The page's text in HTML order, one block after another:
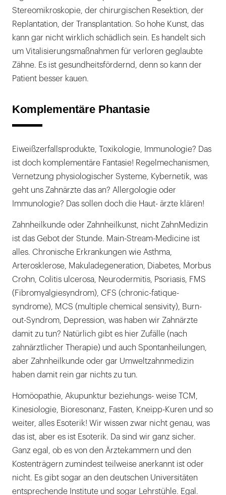
Stereomikroskopie, der chirurgischen Resektion, der
Replantation, der Transplantation. So hohe Kunst, das
kann gar nicht wirklich schädlich sein. Es handelt sich
um Vitalisierungsmaßnahmen für verloren geglaubte
Zähne. Es ist gesundheitsfördernd, denn so kann der
Patient besser kauen.
Komplementäre Phantasie
Eiweißzerfallsprodukte, Toxikologie, Immunologie? Das
ist doch komplementäre Fantasie! Regelmechanismen,
Vernetzung physiologischer Systeme, Kybernetik, was
geht uns Zahnärzte das an? Allergologie oder
Immunologie? Das sollen doch die Haut- ärzte klären!
Zahnheilkunde oder Zahnheilkunst, nicht ZahnMedizin
ist das Gebot der Stunde. Main-Stream-Medicine ist
alles. Chronische Erkrankungen wie Asthma,
Arterosklerose, Makuladegeneration, Diabetes, Morbus
Crohn, Colitis ulcerosa, Neurodermitis, Psoriasis, FMS
(Fibromyalgiesyndrom), CFS (chronic-fatique-
syndrome), MCS (multiple chemical sensivity), Burn-
out-Syndrom, Depression, was haben wir Zahnärzte
damit zu tun? Natürlich gibt es hier Zufälle (nach
zahnärztlicher Therapie) und auch Spontanheilungen,
aber Zahnheilkunde oder gar Umweltzahnmedizin
haben damit rein gar nichts zu tun.
Homöopathie, Akupunktur beziehungs- weise TCM,
Kinesiologie, Bioresonanz, Fasten, Kneipp-Kuren und so
weiter, alles Esoterik! Wir wissen zwar nicht genau, was
das ist, aber es ist Esoterik. Da sind wir ganz sicher.
Ganz egal, ob es von den Ärztekammern und den
Kostenträgern zumindest teilweise anerkannt ist oder
nicht. Es gibt sogar an den deutschen Universitäten
entsprechende Institute und sogar Lehrstühle. Egal.